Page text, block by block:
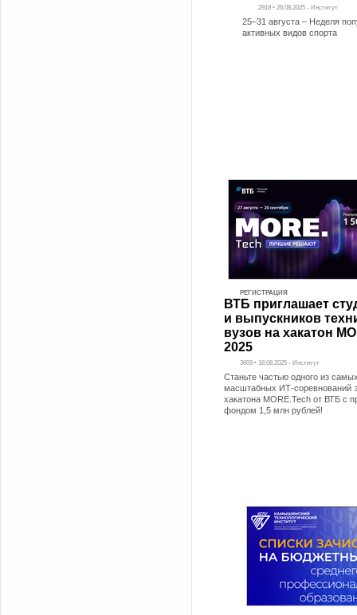
2918 • 26.08.2025 - Институт
25–31 августа – Неделя
активных видов спорта
РЕГИСТРАЦИЯ
ВТБ приглашает
и выпускников
вузов на хакатон
2025
3609 • 18.08.2025 - Институт
Станьте частью одного из
масштабных ИТ-соревнований
хакатона MORE.Tech от ВТБ с
фондом 1,5 млн рублей!